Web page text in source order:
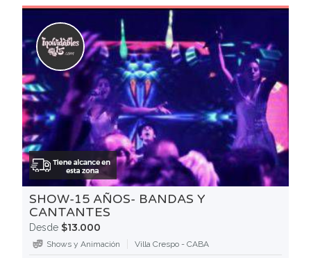
SHOW-15 AÑOS- BANDAS Y
CANTANTES
Desde $13.000
Shows y Animación
Villa Crespo - CABA